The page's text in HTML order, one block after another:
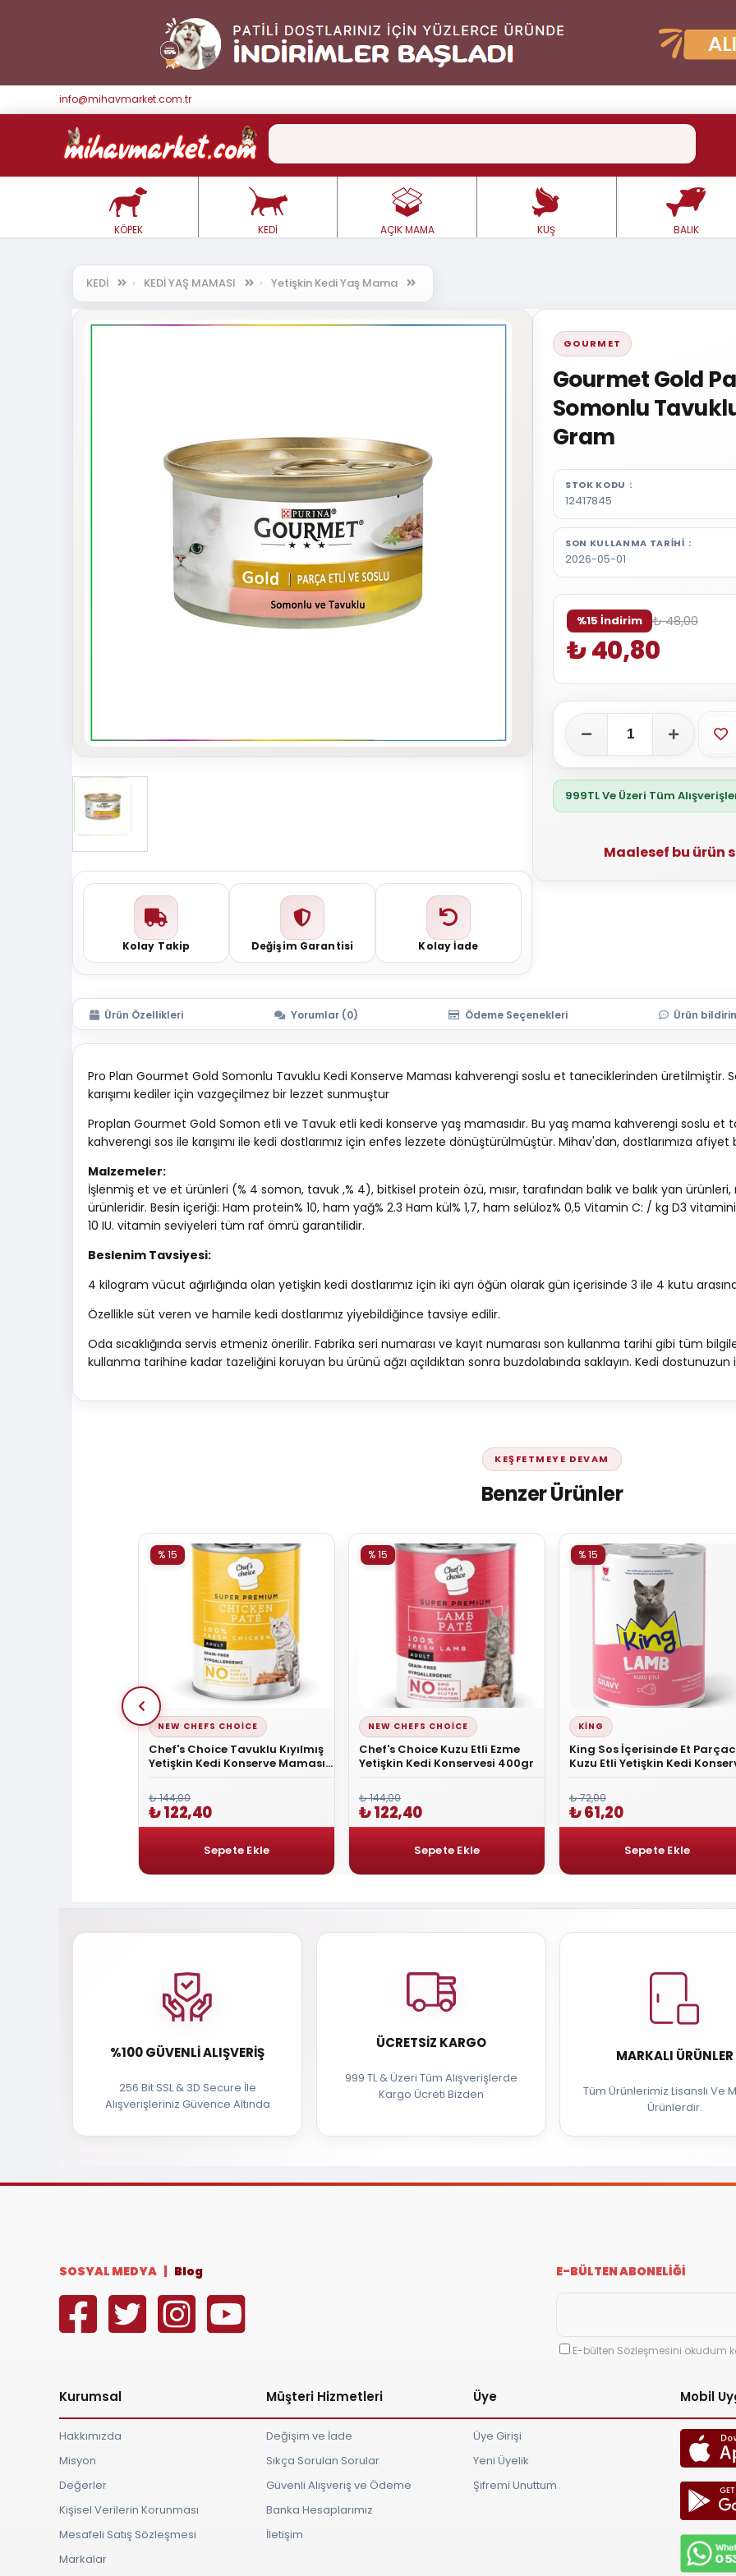
info@mihavmarket.com.tr
KÖPEK KEDİ AÇIK MAMA KUŞ BALIK
KEDİ KEDİ YAŞ MAMASI Yetişkin Kedi Yaş Mama
Kolay Takip Değişim Garantisi Kolay İade
GOURMET
Gourmet Gold
Somonlu
Gram
STOK KODU
12417845
SON KULLANMA TARIHI
2026-05-01
%15 İndirim ₺ 48,00
₺ 40,80
999TL Ve Üzeri Tüm
Maalesef bu ürün
Ürün Özellikleri Yorumlar (0) Ödeme Seçenekleri Ürün
Pro Plan Gourmet Gold Somonlu Tavuklu Kedi Konserve Maması kahverengi soslu et taneciklerinden
karışımı kediler için vazgeçilmez bir lezzet sunmuştur
Proplan Gourmet Gold Somon etli ve Tavuk etli kedi konserve yaş mamasıdır. Bu yaş mama kahverengi soslu
kahverengi sos ile karışımı ile kedi dostlarımız için enfes lezzete dönüştürülmüştür. Mihav'dan, dostlarımıza afiyet
Malzemeler:
İşlenmiş et ve et ürünleri (% 4 somon, tavuk ,% 4), bitkisel protein özü, mısır, tarafından balık ve balık yan
ürünleridir. Besin içeriği: Ham protein% 10, ham yağ% 2.3 Ham kül% 1,7, ham selüloz% 0,5 Vitamin C: / kg D3
10 IU. vitamin seviyeleri tüm raf ömrü garantilidir.
Beslenim Tavsiyesi:
4 kilogram vücut ağırlığında olan yetişkin kedi dostlarımız için iki ayrı öğün olarak gün içerisinde 3 ile 4 kutu
Özellikle süt veren ve hamile kedi dostlarımız yiyebildiğince tavsiye edilir.
Oda sıcaklığında servis etmeniz önerilir. Fabrika seri numarası ve kayıt numarası son kullanma tarihi gibi tüm
kullanma tarihine kadar tazeliğini koruyan bu ürünü ağzı açıldıktan sonra buzdolabında saklayın. Kedi
KEŞFETMEYE DEVAM
Benzer Ürünler
NEW CHEFS CHOICE
Chef's Choice Tavuklu Kıyılmış
Yetişkin Kedi Konserve Maması
% 15
₺ 144,00
₺ 122,40
NEW CHEFS CHOICE
Chef's Choice Kuzu Etli Ezme
Yetişkin Kedi Konservesi 400gr
% 15
₺ 144,00
₺ 122,40
KING
King Sos İçerisinde Et
Kuzu Etli Yetişkin Kedi
% 15
₺ 72,00
₺ 61,20
%100 GÜVENLI ALIŞVERIŞ
256 Bit SSL & 3D Secure İle
Alışverişleriniz Güvence Altında
ÜCRETSIZ KARGO
999 TL & Üzeri Tüm Alışverişlerde
Kargo Ücreti Bizden
MARKALI ÜRÜNLER
Tüm Ürünlerimiz Lisanslı Ve
Ürünlerdir.
SOSYAL MEDYA | Blog E-BÜLTEN ABONELİĞİ
E-bülten Sözleşmesini okudum
Kurumsal
Hakkımızda
Misyon
Değerler
Kişisel Verilerin Korunması
Mesafeli Satış Sözleşmesi
Markalar
Müşteri Hizmetleri
Değişim ve İade
Sıkça Sorulan Sorular
Güvenli Alışveriş ve Ödeme
Banka Hesaplarımız
İletişim
Üye
Üye Girişi
Yeni Üyelik
Şifremi Unuttum
Mobil